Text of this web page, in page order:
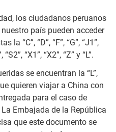
los ciudadanos peruanos
país pueden acceder
la “C”, “D”, “F”, “G”, “J1”,
“S2”, “X1”, “X2”, “Z” y “L”.
se encuentran la “L”,
quieren viajar a China con
para el caso de
La Embajada de la República
que este documento se